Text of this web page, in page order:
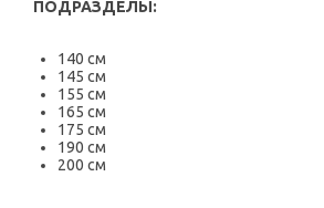
ПОДРАЗДЕЛЫ:
140 см
145 см
155 см
165 см
175 см
190 см
200 см